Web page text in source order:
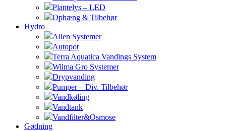
Plantelys – LED
Ophæng & Tilbehør
Hydro
Alien Systemer
Autopot
Terra Aquatica Vandings System
Wilma Gro Systemer
Drypvanding
Pumper – Div. Tilbehør
Vandkøling
Vandtank
Vandfilter&Osmose
Gødning